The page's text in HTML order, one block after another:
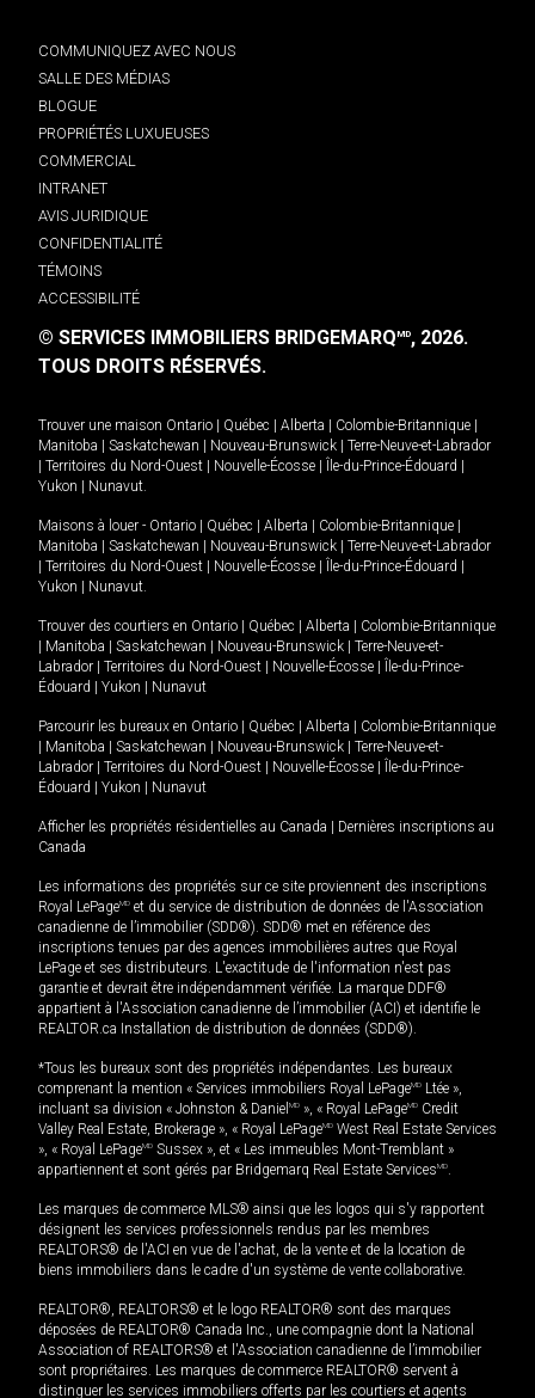
COMMUNIQUEZ AVEC NOUS
SALLE DES MÉDIAS
BLOGUE
PROPRIÉTÉS LUXUEUSES
COMMERCIAL
INTRANET
AVIS JURIDIQUE
CONFIDENTIALITÉ
TÉMOINS
ACCESSIBILITÉ
© SERVICES IMMOBILIERS BRIDGEMARQMD, 2026.
TOUS DROITS RÉSERVÉS.
Trouver une maison Ontario Québec Alberta Colombie-Britannique
Manitoba
Saskatchewan Nouveau-Brunswick
Terre-Neuve-et-Labrador
Territoires du Nord-Ouest Nouvelle-Écosse Île-du-Prince-Édouard
Yukon
Nunavut.
Maisons à louer - Ontario Québec Alberta Colombie-Britannique
Manitoba
Saskatchewan Nouveau-Brunswick
Terre-Neuve-et-Labrador
Territoires du Nord-Ouest Nouvelle-Écosse Île-du-Prince-Édouard
Yukon
Nunavut.
Trouver des courtiers en Ontario Québec Alberta
Colombie-Britannique
Manitoba Saskatchewan Nouveau-Brunswick
Terre-Neuve-et-
Labrador
Territoires du Nord-Ouest Nouvelle-Écosse
Île-du-Prince-
Édouard
Yukon Nunavut
Parcourir les bureaux en Ontario Québec Alberta
Colombie-Britannique
Manitoba Saskatchewan Nouveau-Brunswick
Terre-Neuve-et-
Labrador
Territoires du Nord-Ouest Nouvelle-Écosse
Île-du-Prince-
Édouard
Yukon Nunavut
Afficher les propriétés résidentielles au Canada
Dernières inscriptions au
Canada
Les informations des propriétés sur ce site proviennent des inscriptions
Royal LePageMD et du service de distribution de données de l'Association
canadienne de l’immobilier (SDD®). SDD® met en référence des
inscriptions tenues par des agences immobilières autres que Royal
LePage et ses distributeurs. L'exactitude de l'information n'est pas
garantie et devrait être indépendamment vérifiée. La marque DDF®
appartient à l'Association canadienne de l’immobilier (ACI) et identifie le
REALTOR.ca Installation de distribution de données (SDD®).
*Tous les bureaux sont des propriétés indépendantes. Les bureaux
comprenant la mention « Services immobiliers Royal LePageMD Ltée »,
incluant sa division « Johnston & Daniel MD », « Royal LePageMD Credit
Valley Real Estate, Brokerage », « Royal LePageMD West Real Estate Services
», « Royal LePageMD Sussex », et « Les immeubles Mont-Tremblant »
appartiennent et sont gérés par Bridgemarq Real Estate ServicesMD.
Les marques de commerce MLS® ainsi que les logos qui s'y rapportent
désignent les services professionnels rendus par les membres
REALTORS® de l'ACI en vue de l'achat, de la vente et de la location de
biens immobiliers dans le cadre d'un système de vente collaborative.
REALTOR®, REALTORS® et le logo REALTOR® sont des marques
déposées de REALTOR® Canada Inc., une compagnie dont la National
Association of REALTORS® et l'Association canadienne de l’immobilier
sont propriétaires. Les marques de commerce REALTOR® servent à
distinguer les services immobiliers offerts par les courtiers et agents